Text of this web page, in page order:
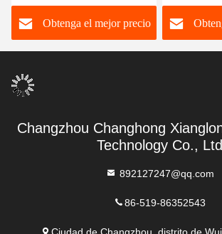
de brida rotativa
Obtenga el mejor precio
DN700
Changzhou Changhong
Technology Co., Ltd
892127247@qq.com
86-519-86352543
Ciudad de Changzhou, distrito de